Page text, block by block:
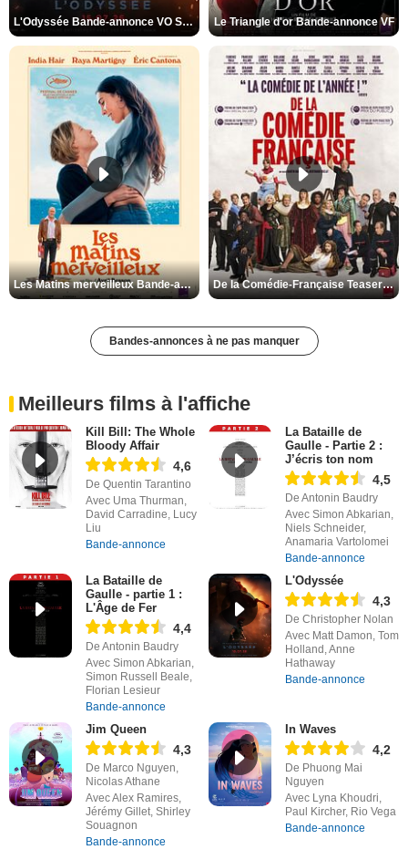
L'Odyssée Bande-annonce VO STFR Le Triangle d'or Bande-annonce VF
Les Matins merveilleux Bande-annonce VF De la Comédie-Française Teaser VF
Bandes-annonces à ne pas manquer
Meilleurs films à l'affiche
Kill Bill: The Whole
Bloody Affair
4,6
De Quentin Tarantino
Avec Uma Thurman,
David Carradine, Lucy
Liu
Bande-annonce
La Bataille de
Gaulle - Partie 2 :
J’écris ton nom
4,5
De Antonin Baudry
Avec Simon Abkarian,
Niels Schneider,
Anamaria Vartolomei
Bande-annonce
La Bataille de
Gaulle - partie 1 :
L'Âge de Fer
4,4
De Antonin Baudry
Avec Simon Abkarian,
Simon Russell Beale,
Florian Lesieur
Bande-annonce
L'Odyssée
4,3
De Christopher Nolan
Avec Matt Damon, Tom
Holland, Anne
Hathaway
Bande-annonce
Jim Queen
4,3
De Marco Nguyen,
Nicolas Athane
Avec Alex Ramires,
Jérémy Gillet, Shirley
Souagnon
Bande-annonce
In Waves
4,2
De Phuong Mai
Nguyen
Avec Lyna Khoudri,
Paul Kircher, Rio Vega
Bande-annonce